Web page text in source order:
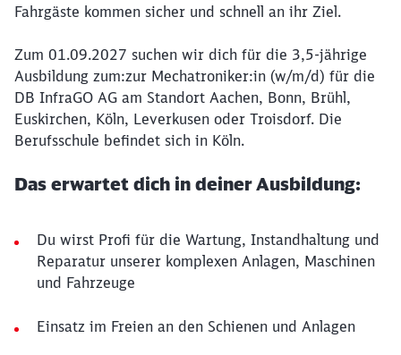
Fahrgäste kommen sicher und schnell an ihr Ziel.
Zum 01.09.2027 suchen wir dich für die 3,5-jährige
Ausbildung zum:zur Mechatroniker:in (w/m/d) für die
DB InfraGO AG am Standort Aachen, Bonn, Brühl,
Euskirchen, Köln, Leverkusen oder Troisdorf. Die
Berufsschule befindet sich in Köln.
Das erwartet dich in deiner Ausbildung:
Du wirst Profi für die Wartung, Instandhaltung und
Reparatur unserer komplexen Anlagen, Maschinen
und Fahrzeuge
Einsatz im Freien an den Schienen und Anlagen